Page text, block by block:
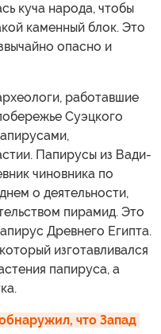
куча народа, чтобы
каменный блок. Это
опасно и
работавшие
Суэцкого
Папирусы из Вади-
чиновника по
о деятельности,
пирамид. Это
Древнего Египта.
изготавливался
папируса, а
что Запад